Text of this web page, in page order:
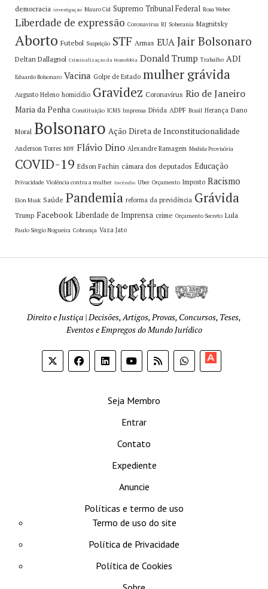
democracia investigação Mauro Cid Supremo Tribunal Federal Rosa Weber
Liberdade de expressão Coronavirus RJ Soberania Magnitsky
Aborto Futebol Suspeição STF Armas EUAJair Bolsonaro
Deltan Dallagnol Criminalização da Homofobia Donald Trump Trabalho ADI
Eduardo Bolsonaro Vacina Golpe de Estado mulher grávida
Augusto Heleno homicídio Gravidez Coronavírus Rio de Janeiro
Maria da Penha Constituição ICMS Imprensa Dívida ADPF Brasil Herança Dano
Moral Bolsonaro Ação Direta de Inconstitucionalidade
Anderson Torres MPF Flávio Dino Alexandre Ramagem Medida Provisória
COVID-19 Edson Fachin câmara dos deputados Educação
Privacidade Violência contra a mulher Incêndio Uber Orçamento Imposto Racismo
Elon Musk Saúde Pandemia reforma da previdência Grávida
Trump Facebook Liberdade de Imprensa crime Orçamento Secreto Lula
Paulo Sérgio Nogueira Cobrança Vaza Jato
Direito e Justiça | Decisões, Artigos, Provas, Concursos, Teses,
Eventos e Empregos do Mundo Jurídico
Seja Membro
Entrar
Contato
Expediente
Anuncie
Políticas e termo de uso
Termo de uso do site
Política de Privacidade
Política de Cookies